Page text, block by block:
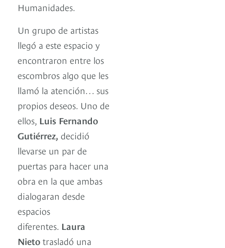
Humanidades.
Un grupo de artistas
llegó a este espacio y
encontraron entre los
escombros algo que les
llamó la atención… sus
propios deseos. Uno de
ellos, Luis Fernando
Gutiérrez, decidió
llevarse un par de
puertas para hacer una
obra en la que ambas
dialogaran desde
espacios
diferentes. Laura
Nieto trasladó una